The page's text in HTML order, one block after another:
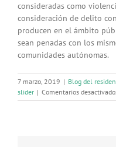
consideradas como
consideración de delito
producen en el ámbito
sean penadas con los
comunidades autónomas.
7 marzo, 2019 | Blog del
slider | Comentarios